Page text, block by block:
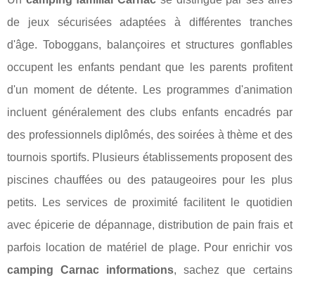
de jeux sécurisées adaptées à différentes tranches
d'âge. Toboggans, balançoires et structures gonflables
occupent les enfants pendant que les parents profitent
d'un moment de détente. Les programmes d'animation
incluent généralement des clubs enfants encadrés par
des professionnels diplômés, des soirées à thème et des
tournois sportifs. Plusieurs établissements proposent des
piscines chauffées ou des pataugeoires pour les plus
petits. Les services de proximité facilitent le quotidien
avec épicerie de dépannage, distribution de pain frais et
parfois location de matériel de plage. Pour enrichir vos
camping Carnac informations, sachez que certains